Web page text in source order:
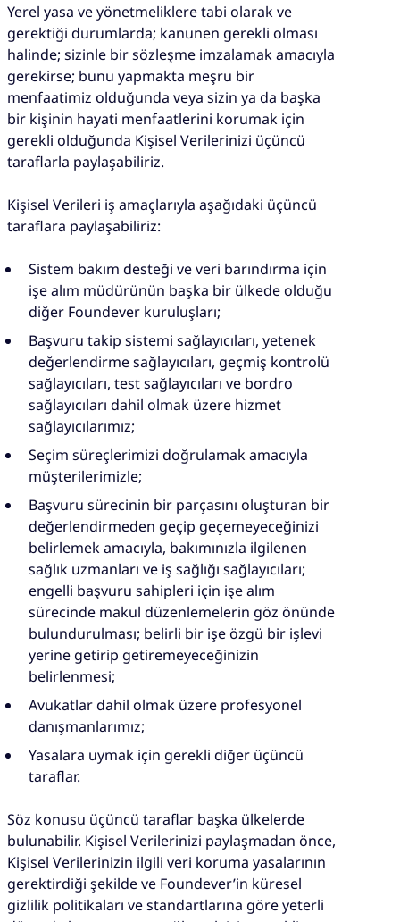
Yerel yasa ve yönetmeliklere tabi olarak ve
gerektiği durumlarda; kanunen gerekli olması
halinde; sizinle bir sözleşme imzalamak amacıyla
gerekirse; bunu yapmakta meşru bir
menfaatimiz olduğunda veya sizin ya da başka
bir kişinin hayati menfaatlerini korumak için
gerekli olduğunda Kişisel Verilerinizi üçüncü
taraflarla paylaşabiliriz.
Kişisel Verileri iş amaçlarıyla aşağıdaki üçüncü
taraflara paylaşabiliriz:
Sistem bakım desteği ve veri barındırma için
işe alım müdürünün başka bir ülkede olduğu
diğer Foundever kuruluşları;
Başvuru takip sistemi sağlayıcıları, yetenek
değerlendirme sağlayıcıları, geçmiş kontrolü
sağlayıcıları, test sağlayıcıları ve bordro
sağlayıcıları dahil olmak üzere hizmet
sağlayıcılarımız;
Seçim süreçlerimizi doğrulamak amacıyla
müşterilerimizle;
Başvuru sürecinin bir parçasını oluşturan bir
değerlendirmeden geçip geçemeyeceğinizi
belirlemek amacıyla, bakımınızla ilgilenen
sağlık uzmanları ve iş sağlığı sağlayıcıları;
engelli başvuru sahipleri için işe alım
sürecinde makul düzenlemelerin göz önünde
bulundurulması; belirli bir işe özgü bir işlevi
yerine getirip getiremeyeceğinizin
belirlenmesi;
Avukatlar dahil olmak üzere profesyonel
danışmanlarımız;
Yasalara uymak için gerekli diğer üçüncü
taraflar.
Söz konusu üçüncü taraflar başka ülkelerde
bulunabilir. Kişisel Verilerinizi paylaşmadan önce,
Kişisel Verilerinizin ilgili veri koruma yasalarının
gerektirdiği şekilde ve Foundever’in küresel
gizlilik politikaları ve standartlarına göre yeterli